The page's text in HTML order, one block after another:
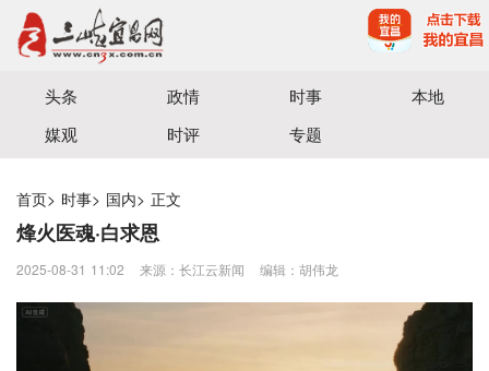
宜昌三峡融媒体中心主办
头条 政情 时事
本地
媒观
时评 专题
首页> 时事> 国内> 正文
烽火医魂·白求恩
2025-08-31 11:02 来源：​长江云新闻 编辑：胡伟龙